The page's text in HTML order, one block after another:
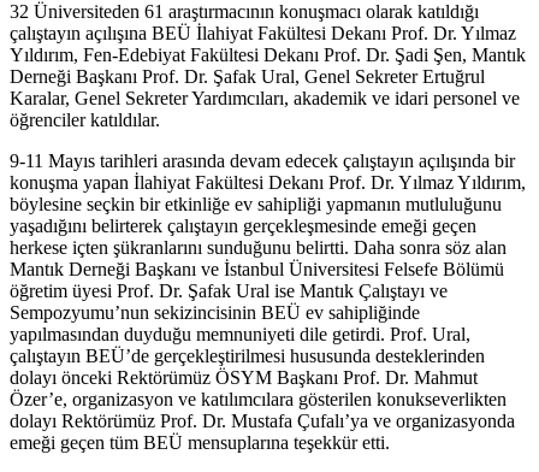
32 Üniversiteden 61 araştırmacının konuşmacı olarak katıldığı
çalıştayın açılışına BEÜ İlahiyat Fakültesi Dekanı Prof. Dr. Yılmaz
Yıldırım, Fen-Edebiyat Fakültesi Dekanı Prof. Dr. Şadi Şen, Mantık
Derneği Başkanı Prof. Dr. Şafak Ural, Genel Sekreter Ertuğrul
Karalar, Genel Sekreter Yardımcıları, akademik ve idari personel ve
öğrenciler katıldılar.
9-11 Mayıs tarihleri arasında devam edecek çalıştayın açılışında bir
konuşma yapan İlahiyat Fakültesi Dekanı Prof. Dr. Yılmaz Yıldırım,
böylesine seçkin bir etkinliğe ev sahipliği yapmanın mutluluğunu
yaşadığını belirterek çalıştayın gerçekleşmesinde emeği geçen
herkese içten şükranlarını sunduğunu belirtti. Daha sonra söz alan
Mantık Derneği Başkanı ve İstanbul Üniversitesi Felsefe Bölümü
öğretim üyesi Prof. Dr. Şafak Ural ise Mantık Çalıştayı ve
Sempozyumu’nun sekizincisinin BEÜ ev sahipliğinde
yapılmasından duyduğu memnuniyeti dile getirdi. Prof. Ural,
çalıştayın BEÜ’de gerçekleştirilmesi hususunda desteklerinden
dolayı önceki Rektörümüz ÖSYM Başkanı Prof. Dr. Mahmut
Özer’e, organizasyon ve katılımcılara gösterilen konukseverlikten
dolayı Rektörümüz Prof. Dr. Mustafa Çufalı’ya ve organizasyonda
emeği geçen tüm BEÜ mensuplarına teşekkür etti.